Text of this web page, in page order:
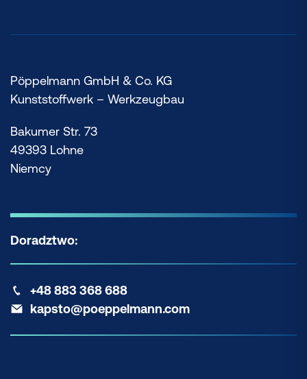
Pöppelmann GmbH & Co. KG
Kunststoffwerk – Werkzeugbau
Bakumer Str. 73
49393 Lohne
Niemcy
Doradztwo:
+48 883 368 688
kapsto@poeppelmann.com